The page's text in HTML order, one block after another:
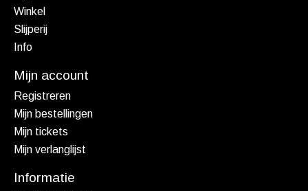
Winkel
Slijperij
Info
Mijn account
Registreren
Mijn bestellingen
Mijn tickets
Mijn verlanglijst
Informatie